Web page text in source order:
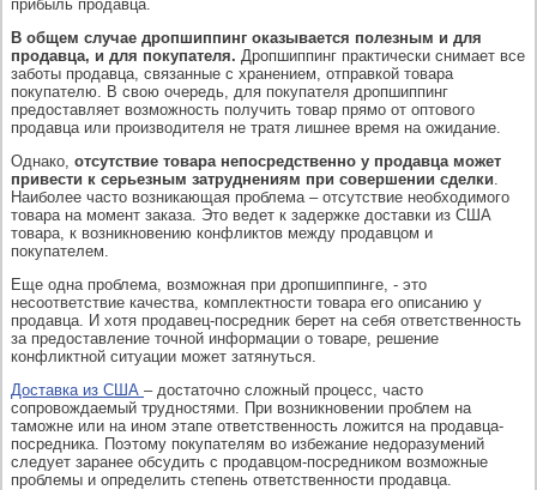
прибыль продавца.
В общем случае дропшиппинг оказывается полезным и для
продавца, и для покупателя. Дропшиппинг практически снимает все
заботы продавца, связанные с хранением, отправкой товара
покупателю. В свою очередь, для покупателя дропшиппинг
предоставляет возможность получить товар прямо от оптового
продавца или производителя не тратя лишнее время на ожидание.
Однако, отсутствие товара непосредственно у продавца может
привести к серьезным затруднениям при совершении сделки.
Наиболее часто возникающая проблема – отсутствие необходимого
товара на момент заказа. Это ведет к задержке доставки из США
товара, к возникновению конфликтов между продавцом и
покупателем.
Еще одна проблема, возможная при дропшиппинге, - это
несоответствие качества, комплектности товара его описанию у
продавца. И хотя продавец-посредник берет на себя ответственность
за предоставление точной информации о товаре, решение
конфликтной ситуации может затянуться.
Доставка из США – достаточно сложный процесс, часто
сопровождаемый трудностями. При возникновении проблем на
таможне или на ином этапе ответственность ложится на продавца-
посредника. Поэтому покупателям во избежание недоразумений
следует заранее обсудить с продавцом-посредником возможные
проблемы и определить степень ответственности продавца.